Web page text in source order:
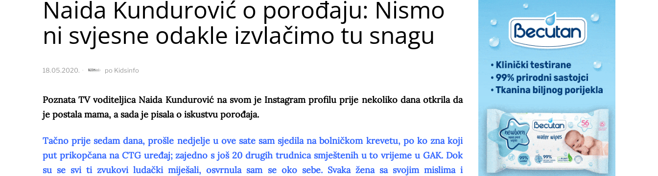
Naida Kundurović o porođaju: Nismo
ni svjesne odakle izvlačimo tu snagu
18.05.2020. po Kidsinfo
Poznata TV voditeljica Naida Kundurović na svom je Instagram profilu prije nekoliko dana otkrila da
je postala mama, a sada je pisala o iskustvu porođaja.
Tačno prije sedam dana, prošle nedjelje u ove sate sam sjedila na bolničkom krevetu, po ko zna koji
put prikopčana na CTG uređaj; zajedno s još 20 drugih trudnica smještenih u to vrijeme u GAK. Dok
su se svi ti zvukovi ludački miješali, osvrnula sam se oko sebe. Svaka žena sa svojim mislima i